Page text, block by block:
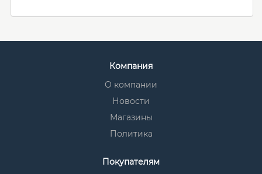
Компания
О компании
Новости
Магазины
Политика
Покупателям